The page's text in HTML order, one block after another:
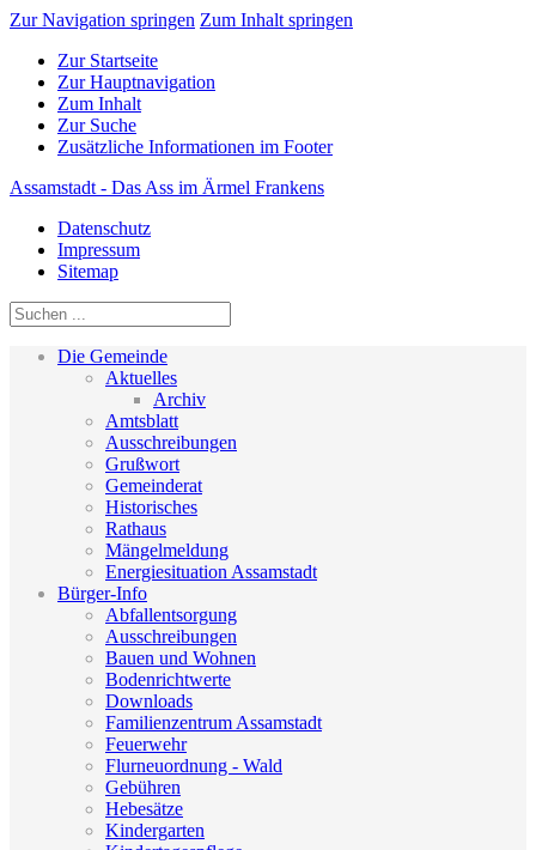
Zur Navigation springen Zum Inhalt springen
Zur Startseite
Zur Hauptnavigation
Zum Inhalt
Zur Suche
Zusätzliche Informationen im Footer
Assamstadt - Das Ass im Ärmel Frankens
Datenschutz
Impressum
Sitemap
Die Gemeinde
Aktuelles
Archiv
Amtsblatt
Ausschreibungen
Grußwort
Gemeinderat
Historisches
Rathaus
Mängelmeldung
Energiesituation Assamstadt
Bürger-Info
Abfallentsorgung
Ausschreibungen
Bauen und Wohnen
Bodenrichtwerte
Downloads
Familienzentrum Assamstadt
Feuerwehr
Flurneuordnung - Wald
Gebühren
Hebesätze
Kindergarten